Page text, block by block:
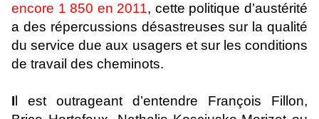
encore 1 850 en 2011, cette politique d’austérité
a des répercussions désastreuses sur la qualité
du service due aux usagers et sur les conditions
de travail des cheminots.
I l est outrageant d’entendre François Fillon,